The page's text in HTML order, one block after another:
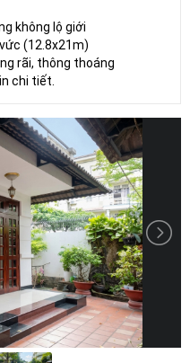
không lộ giới
(12.8x21m)
rãi, thông thoáng
chi tiết.